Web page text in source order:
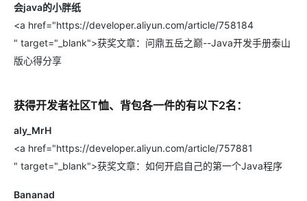
会java的小胖纸
<a href="https://developer.aliyun.com/article/758184
" target="_blank">获奖文章：问鼎五岳之巅--Java开发手册泰山
版心得分享
获得开发者社区T恤、背包各一件的有以下2名：
aly_MrH
<a href="https://developer.aliyun.com/article/757881
" target="_blank">获奖文章：如何开启自己的第一个Java程序
Bananad